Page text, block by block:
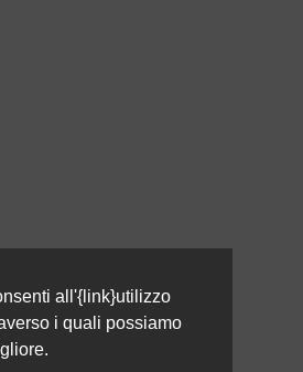
all'{link}utilizzo
i quali possiamo